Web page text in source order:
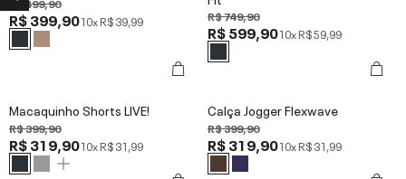
R$ 399,9010xR$ 39,99 R$ 749,90
R$ 599,9010xR$ 59,99
Macaquinho Shorts LIVE!
R$ 399,90
R$ 319,9010xR$ 31,99
Calça Jogger Flexwave
R$ 399,90
R$ 319,9010xR$ 31,99